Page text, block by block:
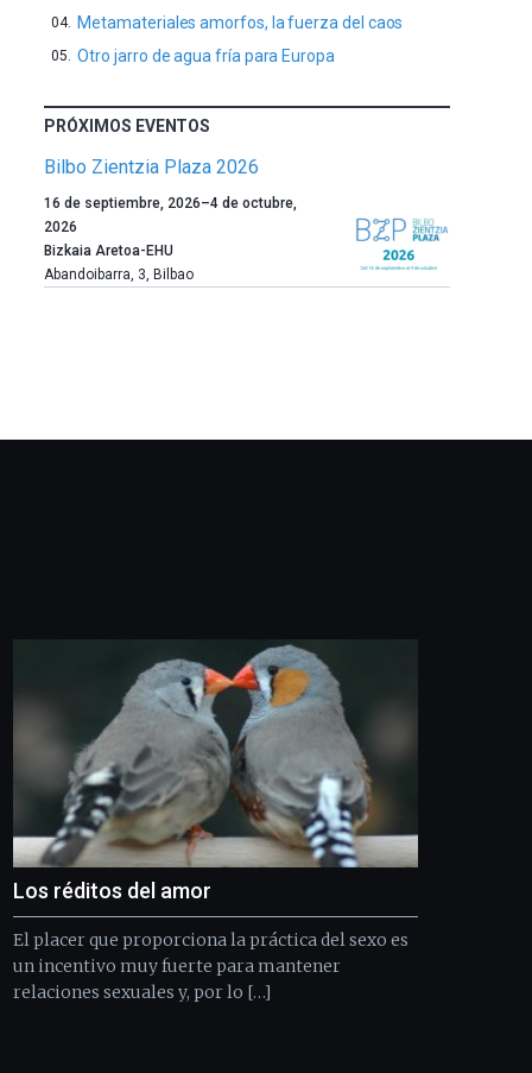
Metamateriales amorfos, la fuerza del caos
Otro jarro de agua fría para Europa
PRÓXIMOS EVENTOS
Bilbo Zientzia Plaza 2026
Un
año
más,
Bilbao
la
llenará
ciudad
de
monólogos,
exposiciones,
conferencias,
docufórums
y
espectáculos
16 de septiembre, 2026–4 de octubre,
2026
Bizkaia Aretoa-EHU
Abandoibarra, 3, Bilbao
Los réditos del amor
El placer que proporciona la práctica del sexo es
un incentivo muy fuerte para mantener
relaciones sexuales y, por lo […]